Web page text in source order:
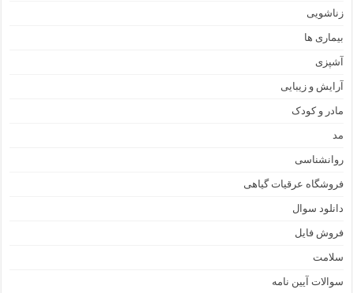
زناشویی
بیماری ها
آشپزی
آرایش و زیبایی
مادر و کودک
مد
روانشناسی
فروشگاه عرقیات گیاهی
دانلود سوال
فروش فایل
سلامت
سوالات آیین نامه